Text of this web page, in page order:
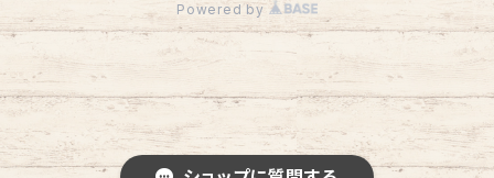
Powered by